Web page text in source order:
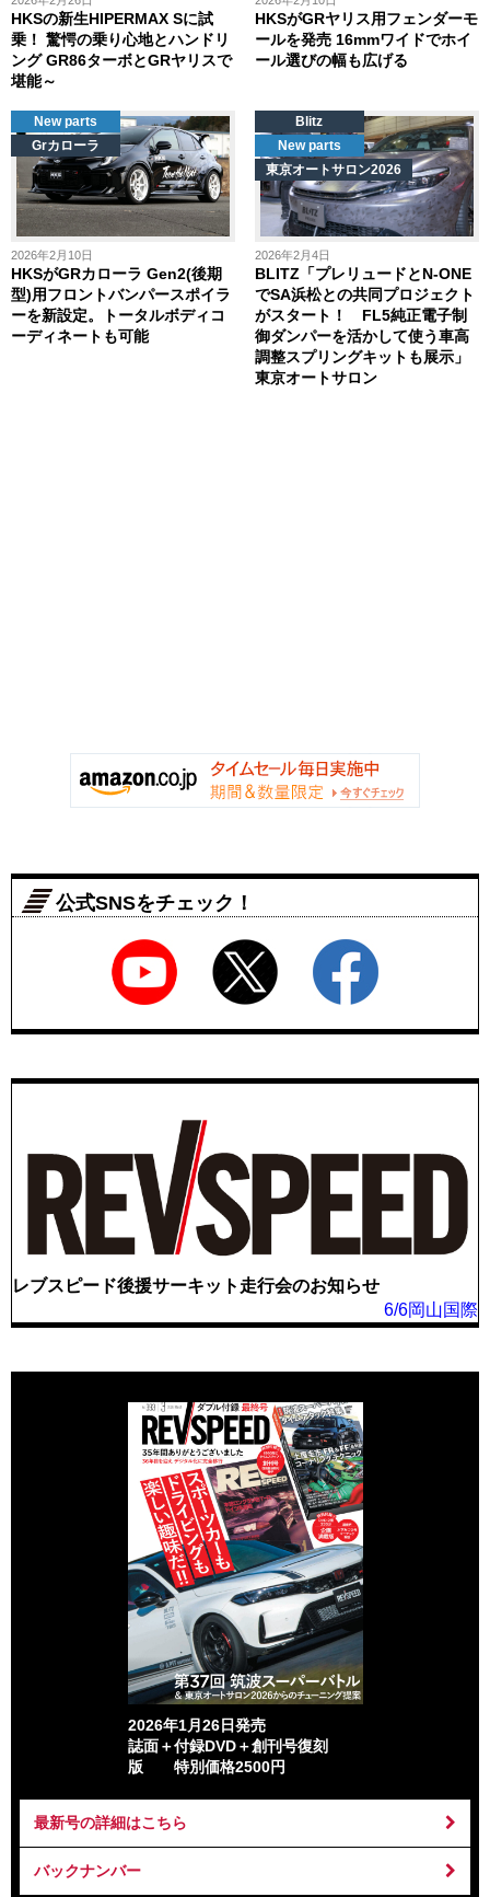
HKSの新生HIPERMAX Sに試
乗！ 驚愕の乗り心地とハンドリ
ング GR86ターボとGRヤリスで
堪能～
HKSがGRヤリス用フェンダーモ
ールを発売 16mmワイドでホイ
ール選びの幅も広げる
2026年2月10日
HKSがGRカローラ Gen2(後期
型)用フロントバンパースポイラ
ーを新設定。トータルボディコ
ーディネートも可能
New parts
Grカローラ
2026年2月4日
BLITZ「プレリュードとN-ONE
でSA浜松との共同プロジェクト
がスタート！ FL5純正電子制
御ダンパーを活かして使う車高
調整スプリングキットも展示」
東京オートサロン
Blitz
New parts
東京オートサロン2026
公式SNSをチェック！
レブスピード後援サーキット走行会のお知らせ
6/6岡山国際
2026年1月26日発売
誌面＋付録DVD＋創刊号復刻
版 特別価格2500円
最新号の詳細はこちら
バックナンバー